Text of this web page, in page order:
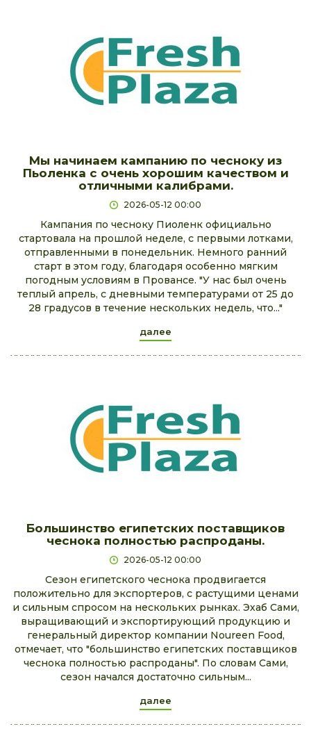
Мы начинаем кампанию по чесноку из
Пьоленка с очень хорошим качеством и
отличными калибрами.
2026-05-12 00:00
Кампания по чесноку Пиоленк официально
стартовала на прошлой неделе, с первыми лотками,
отправленными в понедельник. Немного ранний
старт в этом году, благодаря особенно мягким
погодным условиям в Провансе. "У нас был очень
теплый апрель, с дневными температурами от 25 до
28 градусов в течение нескольких недель, что..."
далее
Большинство египетских поставщиков
чеснока полностью распроданы.
2026-05-12 00:00
Сезон египетского чеснока продвигается
положительно для экспортеров, с растущими ценами
и сильным спросом на нескольких рынках. Эхаб Сами,
выращивающий и экспортирующий продукцию и
генеральный директор компании Noureen Food,
отмечает, что "большинство египетских поставщиков
чеснока полностью распроданы". По словам Сами,
сезон начался достаточно сильным...
далее